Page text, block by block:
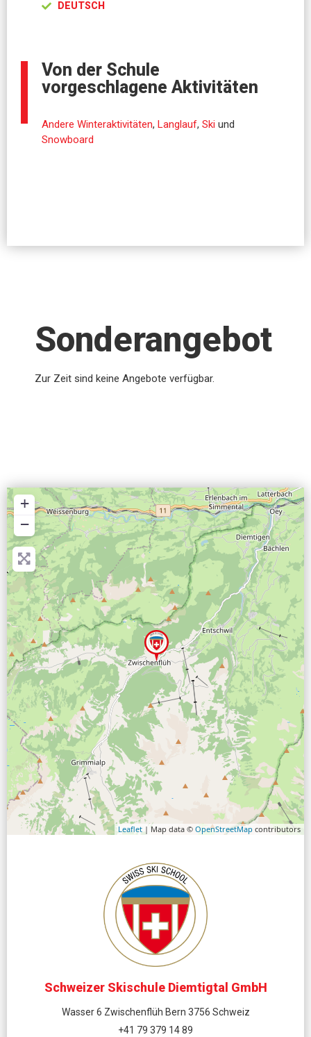
DEUTSCH
Von der Schule
vorgeschlagene Aktivitäten
Andere Winteraktivitäten, Langlauf, Ski und
Snowboard
Sonderangebot
Zur Zeit sind keine Angebote verfügbar.
+
−
Leaflet | Map data © OpenStreetMap contributors
Schweizer Skischule Diemtigtal GmbH
Wasser 6 Zwischenflüh Bern 3756 Schweiz
+41 79 379 14 89